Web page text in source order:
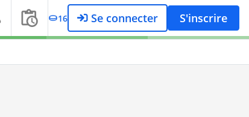
16 Se connecter S'inscrire